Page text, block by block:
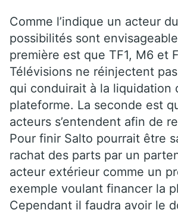
Comme l’indique un acteur
possibilités sont
première est que TF1, M6 et
Télévisions ne réinjectent pas
qui conduirait à la liquidation
plateforme. La seconde est
acteurs s’entendent afin de
Pour finir Salto pourrait être
rachat des parts par un
acteur extérieur comme un
exemple voulant financer la
Cependant il faudra avoir le